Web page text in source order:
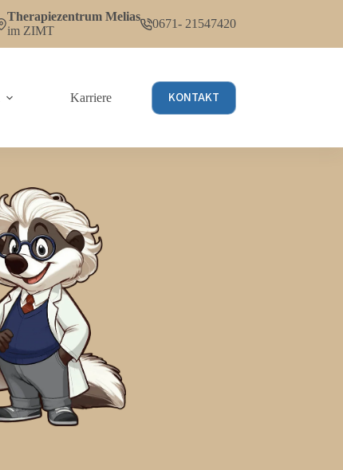
Therapiezentrum Melias
im ZIMT
0671- 21547420
Karriere KONTAKT